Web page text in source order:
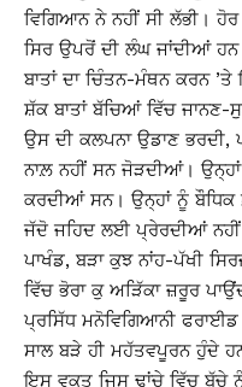
ਵਿਗਿਆਨ ਨੇ ਨਹੀਂ ਸੀ ਲੱਭੀ।
ਸਿਰ ਉਪਰੋਂ ਦੀ ਲੰਘ ਜਾਂਦੀਆਂ
ਬਾਤਾਂ ਦਾ ਚਿੰਤਨ-ਮੰਥਨ ਕਰਨ
ਸ਼ੱਕ ਬਾਤਾਂ ਬੱਚਿਆਂ ਵਿੱਚ
ਉਸ ਦੀ ਕਲਪਨਾ ਉਡਾਣ ਭਰਦੀ,
ਨਾਲ਼ ਨਹੀਂ ਸਨ ਜੋੜਦੀਆਂ।
ਕਰਦੀਆਂ ਸਨ। ਉਨ੍ਹਾਂ ਨੂੰ ਬੌਧਿਕ
ਜੱਦੋ ਜਹਿਦ ਲਈ ਪ੍ਰੇਰਦੀਆਂ ਨਹੀਂ
ਪਾਖੰਡ, ਬੜਾ ਕੁਝ ਨਾਂਹ-ਪੱਖੀ
ਵਿੱਚ ਭੋਰਾ ਕੁ ਅੜਿੱਕਾ ਜ਼ਰੂਰ
ਪ੍ਰਸਿੱਧ ਮਨੋਵਿਗਿਆਨੀ
ਸਾਲ ਬੜੇ ਹੀ ਮਹੱਤਵਪੂਰਨ ਹੁੰਦੇ
ਇਸ ਵਕਤ ਜਿਸ ਢਾਂਚੇ ਵਿੱਚ ਬੱਚੇ